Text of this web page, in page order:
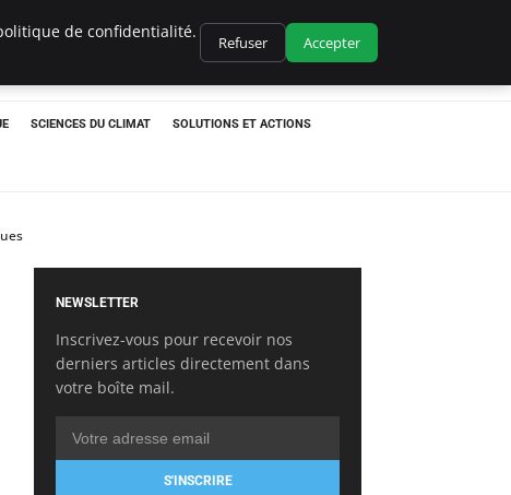
SCIENCES DU CLIMAT SOLUTIONS ET ACTIONS
NEWSLETTER
Inscrivez-vous pour recevoir nos
derniers articles directement dans
votre boîte mail.
S'INSCRIRE
de confidentialité.
Refuser Accepter